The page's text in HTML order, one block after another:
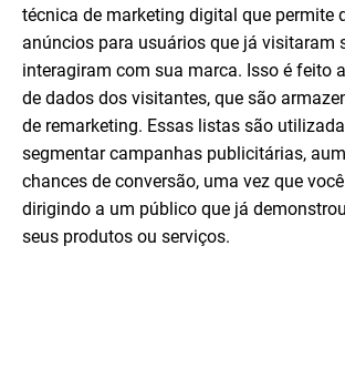
técnica de marketing digital que permite
anúncios para usuários que já visitaram
interagiram com sua marca. Isso é feito
de dados dos visitantes, que são
de remarketing. Essas listas são
segmentar campanhas publicitárias,
chances de conversão, uma vez que
dirigindo a um público que já
seus produtos ou serviços.